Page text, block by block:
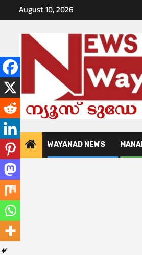
to
August 10, 2026
WAYANAD NEWS